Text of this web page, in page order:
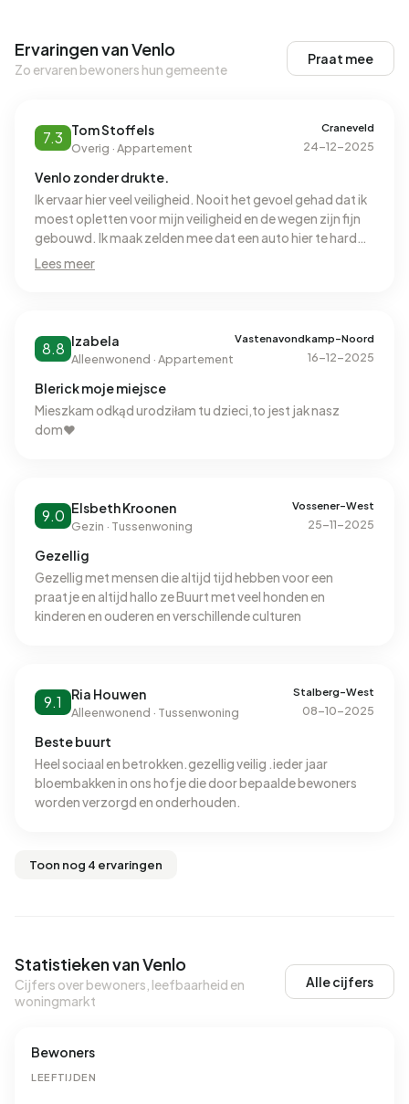
Ervaringen van Venlo
Zo ervaren bewoners hun gemeente
Praat mee
7.3 Tom Stoffels
Overig · Appartement
Craneveld
24-12-2025
Venlo zonder drukte.
Ik ervaar hier veel veiligheid. Nooit het gevoel gehad dat ik
moest opletten voor mijn veiligheid en de wegen zijn fijn
gebouwd. Ik maak zelden mee dat een auto hier te hard
aan het rijden is en ik hoor nooit iets slechts van
keer geholpen met mijn fiets toen de ketting er af lag. Het
is over het algemeen schoon, alleen bij de containers
prima niks op aan te merken. Zien er allemaal ook netjes
uit van binnen en buiten. Internet werkt goed, glasvezel en
stroom die nooit uitvalt. Er zijn veel speelplaatsen.
voet, fiets of auto. Er is alleen een middelbare school in de
buurt.
Lees meer
8.8 Izabela
Alleenwonend · Appartement
Vastenavondkamp-Noord
16-12-2025
Blerick moje miejsce
Mieszkam odkąd urodziłam tu dzieci,to jest jak nasz
dom♥️
9.0 Elsbeth Kroonen
Gezin · Tussenwoning
Vossener-West
25-11-2025
Gezellig
Gezellig met mensen die altijd tijd hebben voor een
praatje en altijd hallo ze Buurt met veel honden en
kinderen en ouderen en verschillende culturen
9.1 Ria Houwen
Alleenwonend · Tussenwoning
Stalberg-West
08-10-2025
Beste buurt
Heel sociaal en betrokken.gezellig veilig .ieder jaar
bloembakken in ons hofje die door bepaalde bewoners
worden verzorgd en onderhouden.
Toon nog 4 ervaringen
Statistieken van Venlo
Cijfers over bewoners, leefbaarheid en
woningmarkt
Alle cijfers
Bewoners
LEEFTIJDEN